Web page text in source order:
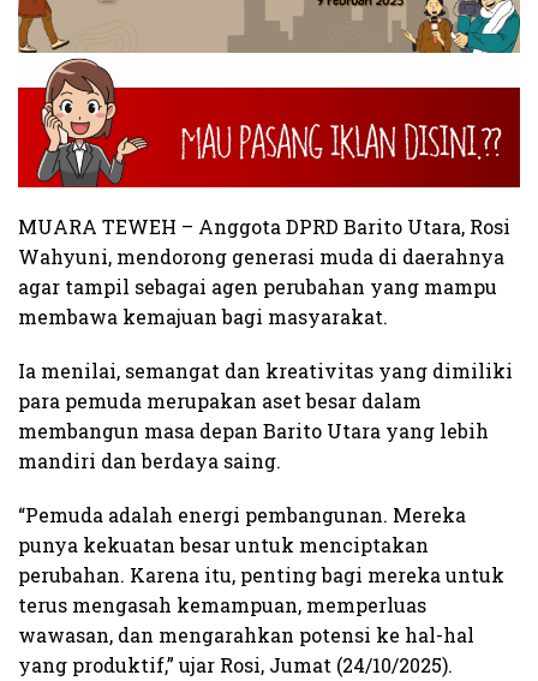
MUARA TEWEH – Anggota DPRD Barito Utara, Rosi
Wahyuni, mendorong generasi muda di daerahnya
agar tampil sebagai agen perubahan yang mampu
membawa kemajuan bagi masyarakat.
Ia menilai, semangat dan kreativitas yang dimiliki
para pemuda merupakan aset besar dalam
membangun masa depan Barito Utara yang lebih
mandiri dan berdaya saing.
“Pemuda adalah energi pembangunan. Mereka
punya kekuatan besar untuk menciptakan
perubahan. Karena itu, penting bagi mereka untuk
terus mengasah kemampuan, memperluas
wawasan, dan mengarahkan potensi ke hal-hal
yang produktif,” ujar Rosi, Jumat (24/10/2025).